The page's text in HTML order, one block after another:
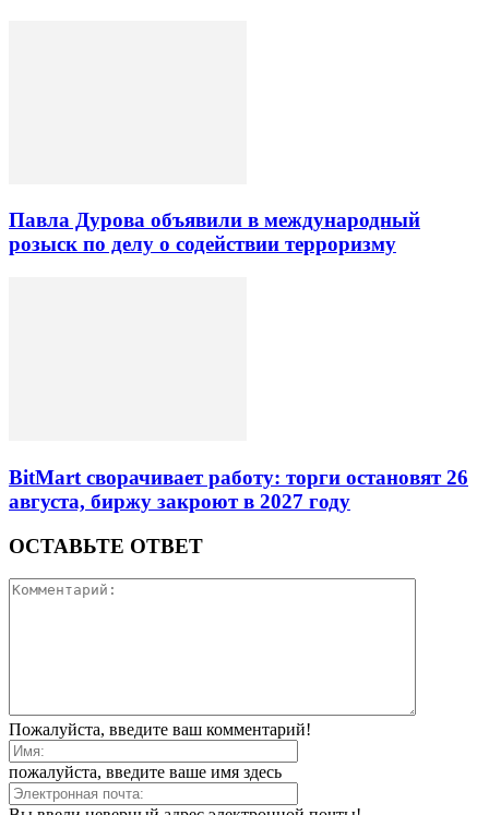
Павла Дурова объявили в международный
розыск по делу о содействии терроризму
BitMart сворачивает работу: торги остановят 26
августа, биржу закроют в 2027 году
ОСТАВЬТЕ ОТВЕТ
Пожалуйста, введите ваш комментарий!
пожалуйста, введите ваше имя здесь